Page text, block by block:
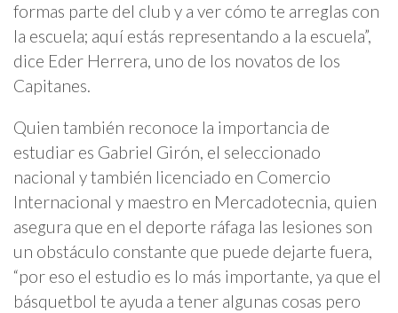
formas parte del club y a ver cómo te arreglas con
la escuela; aquí estás representando a la escuela”,
dice Eder Herrera, uno de los novatos de los
Capitanes.
Quien también reconoce la importancia de
estudiar es Gabriel Girón, el seleccionado
nacional y también licenciado en Comercio
Internacional y maestro en Mercadotecnia, quien
asegura que en el deporte ráfaga las lesiones son
un obstáculo constante que puede dejarte fuera,
“por eso el estudio es lo más importante, ya que el
básquetbol te ayuda a tener algunas cosas pero